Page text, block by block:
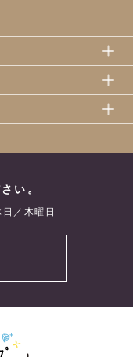
い。
／木曜日